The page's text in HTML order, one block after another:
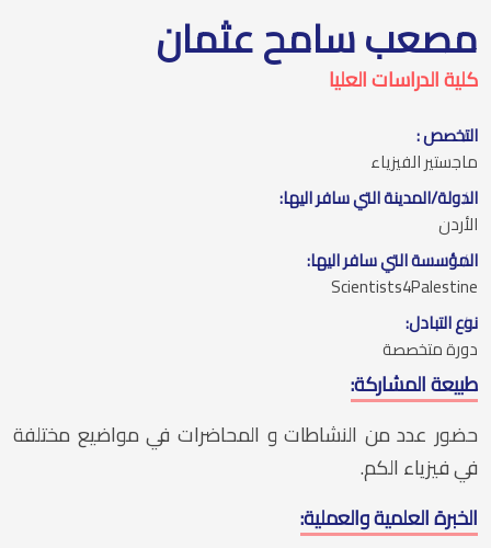
مصعب سامح عثمان
كلية الدراسات العليا
التخصص :
ماجستير الفيزياء
الدولة/المدينة التي سافر اليها:
الأردن
المؤسسة التي سافر اليها:
Scientists4Palestine
نوع التبادل:
دورة متخصصة
طبيعة المشاركة:
حضور عدد من النشاطات و المحاضرات في مواضيع مختلفة
في فيزياء الكم.
الخبرة العلمية والعملية: